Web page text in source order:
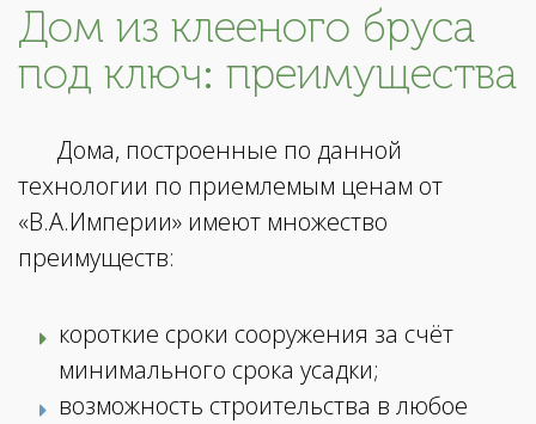
Дом из клееного бруса
под ключ: преимущества
Дома, построенные по данной
технологии по приемлемым ценам от
«В.А.Империи» имеют множество
преимуществ:
короткие сроки сооружения за счёт
минимального срока усадки;
возможность строительства в любое